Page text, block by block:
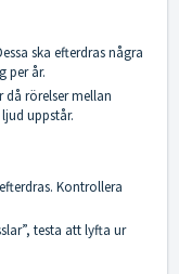
ska efterdras några
per år.
då rörelser mellan
uppstår.
Kontrollera
testa att lyfta ur